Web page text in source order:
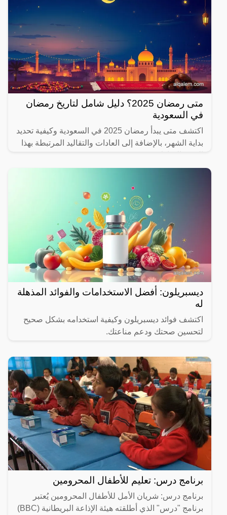
متى رمضان 2025؟ دليل شامل لتاريخ رمضان
في السعودية
اكتشف متى يبدأ رمضان 2025 في السعودية وكيفية تحديد
بداية الشهر، بالإضافة إلى العادات والتقاليد المرتبطة بهذا
ديسبريلون: أفضل الاستخدامات والفوائد المذهلة
له
اكتشف فوائد ديسبريلون وكيفية استخدامه بشكل صحيح
لتحسين صحتك ودعم مناعتك.
برنامج درس: تعليم للأطفال المحرومين
برنامج درس: شريان الأمل للأطفال المحرومين يُعتبر
برنامج "درس" الذي أطلقته هيئة الإذاعة البريطانية (BBC)